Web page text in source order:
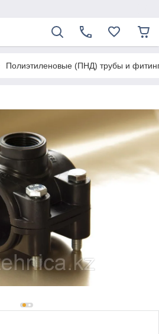
Полиэтиленовые (ПНД) трубы и